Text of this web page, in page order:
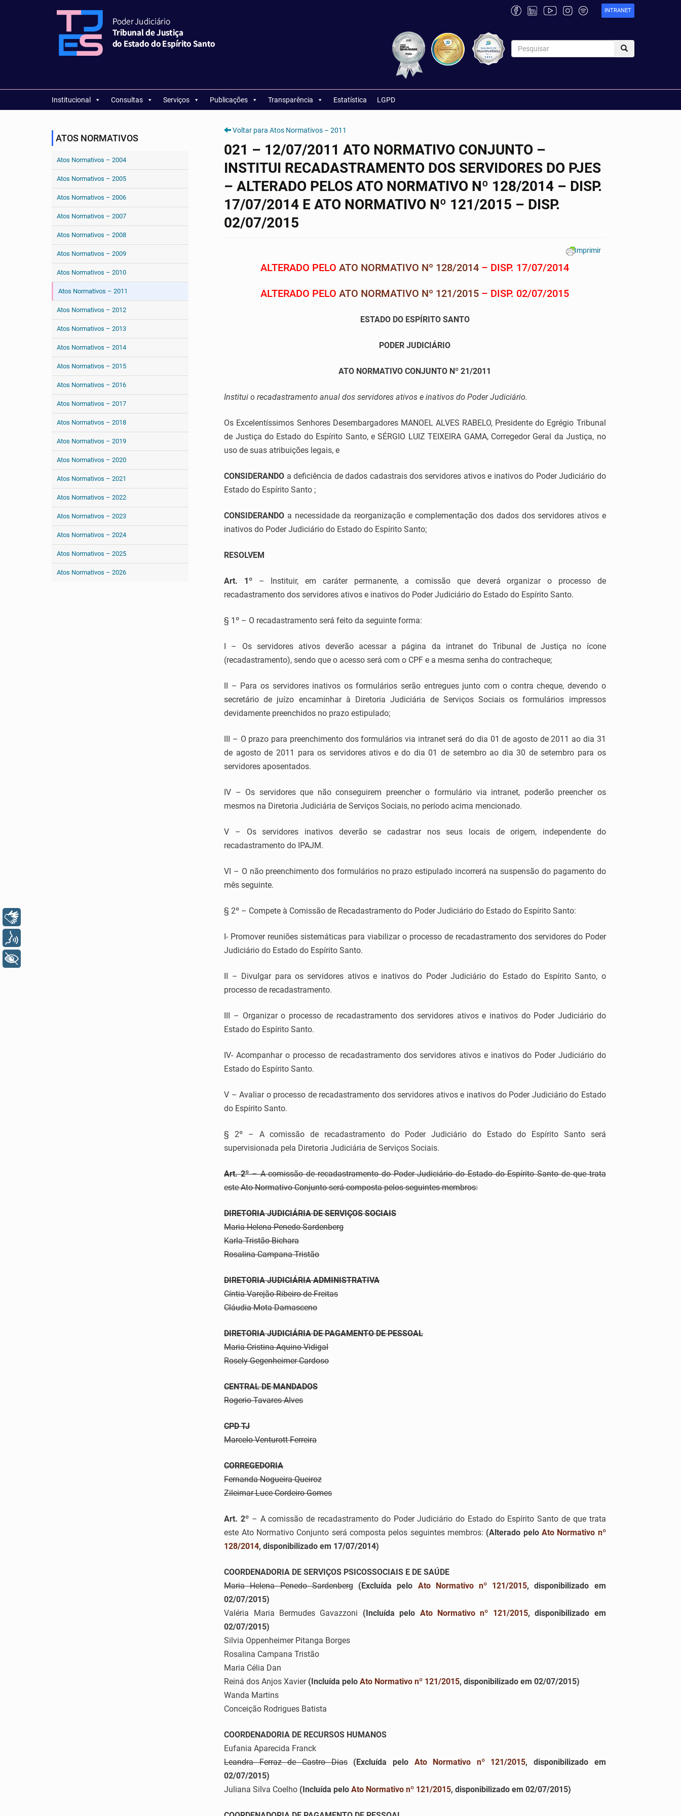
INTRANET
Institucional Consultas Serviços Publicações Transparência Estatística LGPD
ATOS NORMATIVOS
Atos Normativos – 2004
Atos Normativos – 2005
Atos Normativos – 2006
Atos Normativos – 2007
Atos Normativos – 2008
Atos Normativos – 2009
Atos Normativos – 2010
Atos Normativos – 2011
Atos Normativos – 2012
Atos Normativos – 2013
Atos Normativos – 2014
Atos Normativos – 2015
Atos Normativos – 2016
Atos Normativos – 2017
Atos Normativos – 2018
Atos Normativos – 2019
Atos Normativos – 2020
Atos Normativos – 2021
Atos Normativos – 2022
Atos Normativos – 2023
Atos Normativos – 2024
Atos Normativos – 2025
Atos Normativos – 2026
Voltar para Atos Normativos – 2011
021 – 12/07/2011 ATO NORMATIVO CONJUNTO –
INSTITUI RECADASTRAMENTO DOS SERVIDORES DO PJES
– ALTERADO PELOS ATO NORMATIVO Nº 128/2014 – DISP.
17/07/2014 E ATO NORMATIVO Nº 121/2015 – DISP.
02/07/2015
Imprimir
ALTERADO PELOATO NORMATIVO Nº 128/2014 – DISP. 17/07/2014
ALTERADO PELOATO NORMATIVO Nº 121/2015 – DISP. 02/07/2015
ESTADO DO ESPÍRITO SANTO
PODER JUDICIÁRIO
ATO NORMATIVO CONJUNTO Nº 21/2011
Institui o recadastramento anual dos servidores ativos e inativos do Poder Judiciário.
Os Excelentíssimos Senhores Desembargadores MANOEL ALVES RABELO, Presidente do Egrégio Tribunal
de Justiça do Estado do Espírito Santo, e SÉRGIO LUIZ TEIXEIRA GAMA, Corregedor Geral da Justiça, no
uso de suas atribuições legais, e
CONSIDERANDO a deficiência de dados cadastrais dos servidores ativos e inativos do Poder Judiciário do
Estado do Espírito Santo ;
CONSIDERANDO a necessidade da reorganização e complementação dos dados dos servidores ativos e
inativos do Poder Judiciário do Estado do Espírito Santo;
RESOLVEM
Art. 1º – Instituir, em caráter permanente, a comissão que deverá organizar o processo de
recadastramento dos servidores ativos e inativos do Poder Judiciário do Estado do Espírito Santo.
§ 1º – O recadastramento será feito da seguinte forma:
I – Os servidores ativos deverão acessar a página da intranet do Tribunal de Justiça no ícone
(recadastramento), sendo que o acesso será com o CPF e a mesma senha do contracheque;
II – Para os servidores inativos os formulários serão entregues junto com o contra cheque, devendo o
secretário de juízo encaminhar à Diretoria Judiciária de Serviços Sociais os formulários impressos
devidamente preenchidos no prazo estipulado;
III – O prazo para preenchimento dos formulários via intranet será do dia 01 de agosto de 2011 ao dia 31
de agosto de 2011 para os servidores ativos e do dia 01 de setembro ao dia 30 de setembro para os
servidores aposentados.
IV – Os servidores que não conseguirem preencher o formulário via intranet, poderão preencher os
mesmos na Diretoria Judiciária de Serviços Sociais, no período acima mencionado.
V – Os servidores inativos deverão se cadastrar nos seus locais de origem, independente do
recadastramento do IPAJM.
VI – O não preenchimento dos formulários no prazo estipulado incorrerá na suspensão do pagamento do
mês seguinte.
§ 2º – Compete à Comissão de Recadastramento do Poder Judiciário do Estado do Espírito Santo:
I- Promover reuniões sistemáticas para viabilizar o processo de recadastramento dos servidores do Poder
Judiciário do Estado do Espírito Santo.
II – Divulgar para os servidores ativos e inativos do Poder Judiciário do Estado do Espírito Santo, o
processo de recadastramento.
III – Organizar o processo de recadastramento dos servidores ativos e inativos do Poder Judiciário do
Estado do Espírito Santo.
IV- Acompanhar o processo de recadastramento dos servidores ativos e inativos do Poder Judiciário do
Estado do Espírito Santo.
V – Avaliar o processo de recadastramento dos servidores ativos e inativos do Poder Judiciário do Estado
do Espírito Santo.
§ 2º – A comissão de recadastramento do Poder Judiciário do Estado do Espírito Santo será
supervisionada pela Diretoria Judiciária de Serviços Sociais.
Art. 2º– A comissão de recadastramento do Poder Judiciário do Estado do Espírito Santo de que trata
este Ato Normativo Conjunto será composta pelos seguintes membros:
DIRETORIA JUDICIÁRIA DE SERVIÇOS SOCIAIS
Maria Helena Penedo Sardenberg
Karla Tristão Bichara
Rosalina Campana Tristão
DIRETORIA JUDICIÁRIA ADMINISTRATIVA
Cíntia Varejão Ribeiro de Freitas
Cláudia Mota Damasceno
DIRETORIA JUDICIÁRIA DE PAGAMENTO DE PESSOAL
Maria Cristina Aquino Vidigal
Rosely Gegenheimer Cardoso
CENTRAL DE MANDADOS
Rogerio Tavares Alves
CPD TJ
Marcelo Venturott Ferreira
CORREGEDORIA
Fernanda Nogueira Queiroz
Zileimar Luce Cordeiro Gomes
Art. 2º – A comissão de recadastramento do Poder Judiciário do Estado do Espírito Santo de que trata
este Ato Normativo Conjunto será composta pelos seguintes membros: (Alterado pelo Ato Normativo nº
128/2014, disponibilizado em 17/07/2014)
COORDENADORIA DE SERVIÇOS PSICOSSOCIAIS E DE SAÚDE
Maria Helena Penedo Sardenberg (Excluída pelo Ato Normativo nº 121/2015, disponibilizado em
02/07/2015)
Valéria Maria Bermudes Gavazzoni (Incluída pelo Ato Normativo nº 121/2015, disponibilizado em
02/07/2015)
Silvia Oppenheimer Pitanga Borges
Rosalina Campana Tristão
Maria Célia Dan
Reiná dos Anjos Xavier (Incluída peloAto Normativo nº 121/2015, disponibilizado em 02/07/2015)
Wanda Martins
Conceição Rodrigues Batista
COORDENADORIA DE RECURSOS HUMANOS
Eufania Aparecida Franck
Leandra Ferraz de Castro Dias
(Excluída pelo Ato Normativo nº 121/2015, disponibilizado em
02/07/2015)
Juliana Silva Coelho (Incluída peloAto Normativo nº 121/2015, disponibilizado em 02/07/2015)